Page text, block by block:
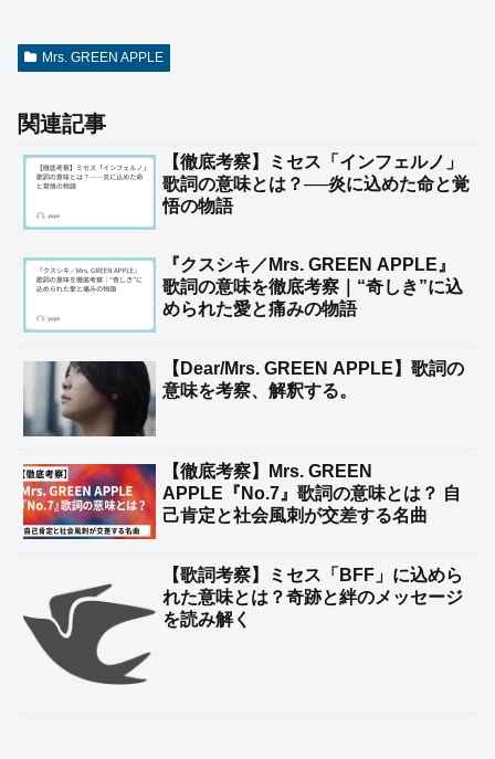
Mrs. GREEN APPLE
関連記事
【徹底考察】ミセス「インフェルノ」
歌詞の意味とは？──炎に込めた命と覚
悟の物語
『クスシキ／Mrs. GREEN APPLE』
歌詞の意味を徹底考察｜“奇しき”に込
められた愛と痛みの物語
【Dear/Mrs. GREEN APPLE】歌詞の
意味を考察、解釈する。
【徹底考察】Mrs. GREEN
APPLE『No.7』歌詞の意味とは？ 自
己肯定と社会風刺が交差する名曲
【歌詞考察】ミセス「BFF」に込めら
れた意味とは？奇跡と絆のメッセージ
を読み解く